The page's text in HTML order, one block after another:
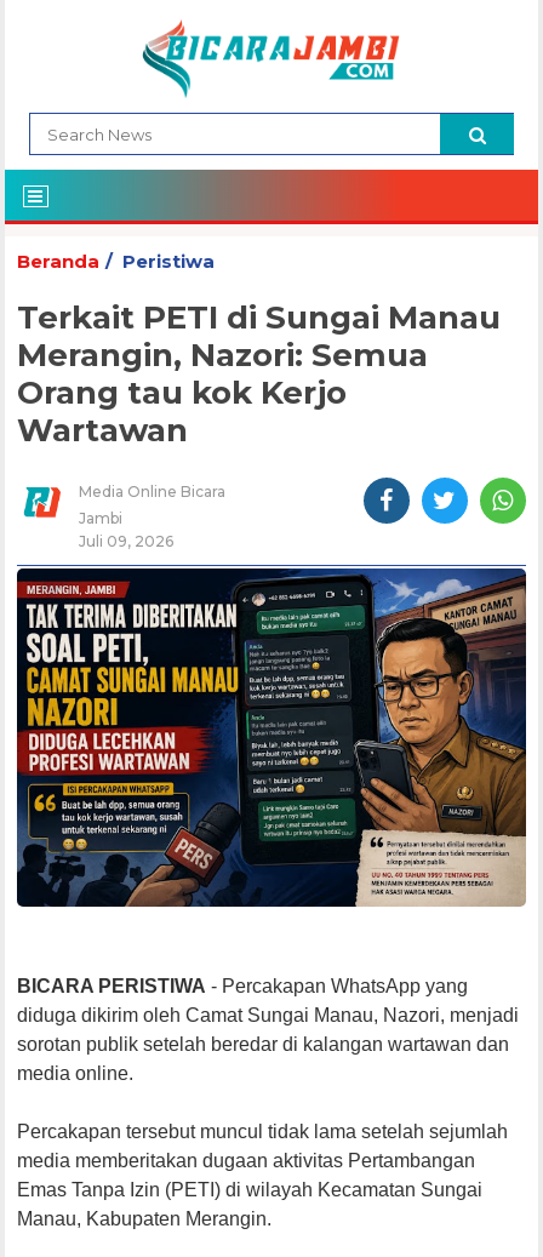
Beranda Peristiwa
Terkait PETI di Sungai Manau
Merangin, Nazori: Semua
Orang tau kok Kerjo
Wartawan
Media Online Bicara
Jambi
Juli 09, 2026
BICARA PERISTIWA - Percakapan WhatsApp yang
diduga dikirim oleh Camat Sungai Manau, Nazori, menjadi
sorotan publik setelah beredar di kalangan wartawan dan
media online.
Percakapan tersebut muncul tidak lama setelah sejumlah
media memberitakan dugaan aktivitas Pertambangan
Emas Tanpa Izin (PETI) di wilayah Kecamatan Sungai
Manau, Kabupaten Merangin.